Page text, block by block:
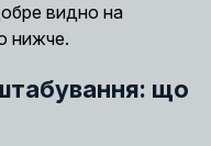
видно на
нижче.
що